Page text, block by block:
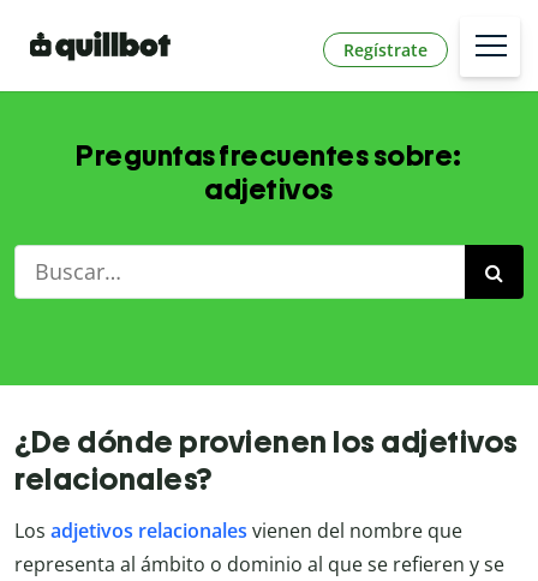
Regístrate
Preguntas frecuentes sobre:
adjetivos
¿De dónde provienen los adjetivos
relacionales?
Los adjetivos relacionales vienen del nombre que
representa al ámbito o dominio al que se refieren y se